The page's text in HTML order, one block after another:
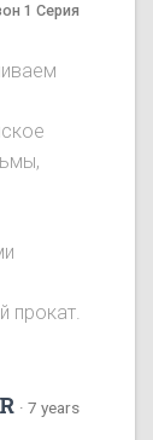
1 Серия
прокат.
· 7 years